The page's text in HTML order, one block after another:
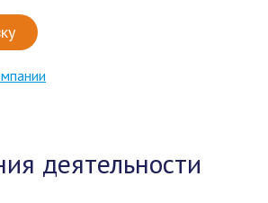
деятельности